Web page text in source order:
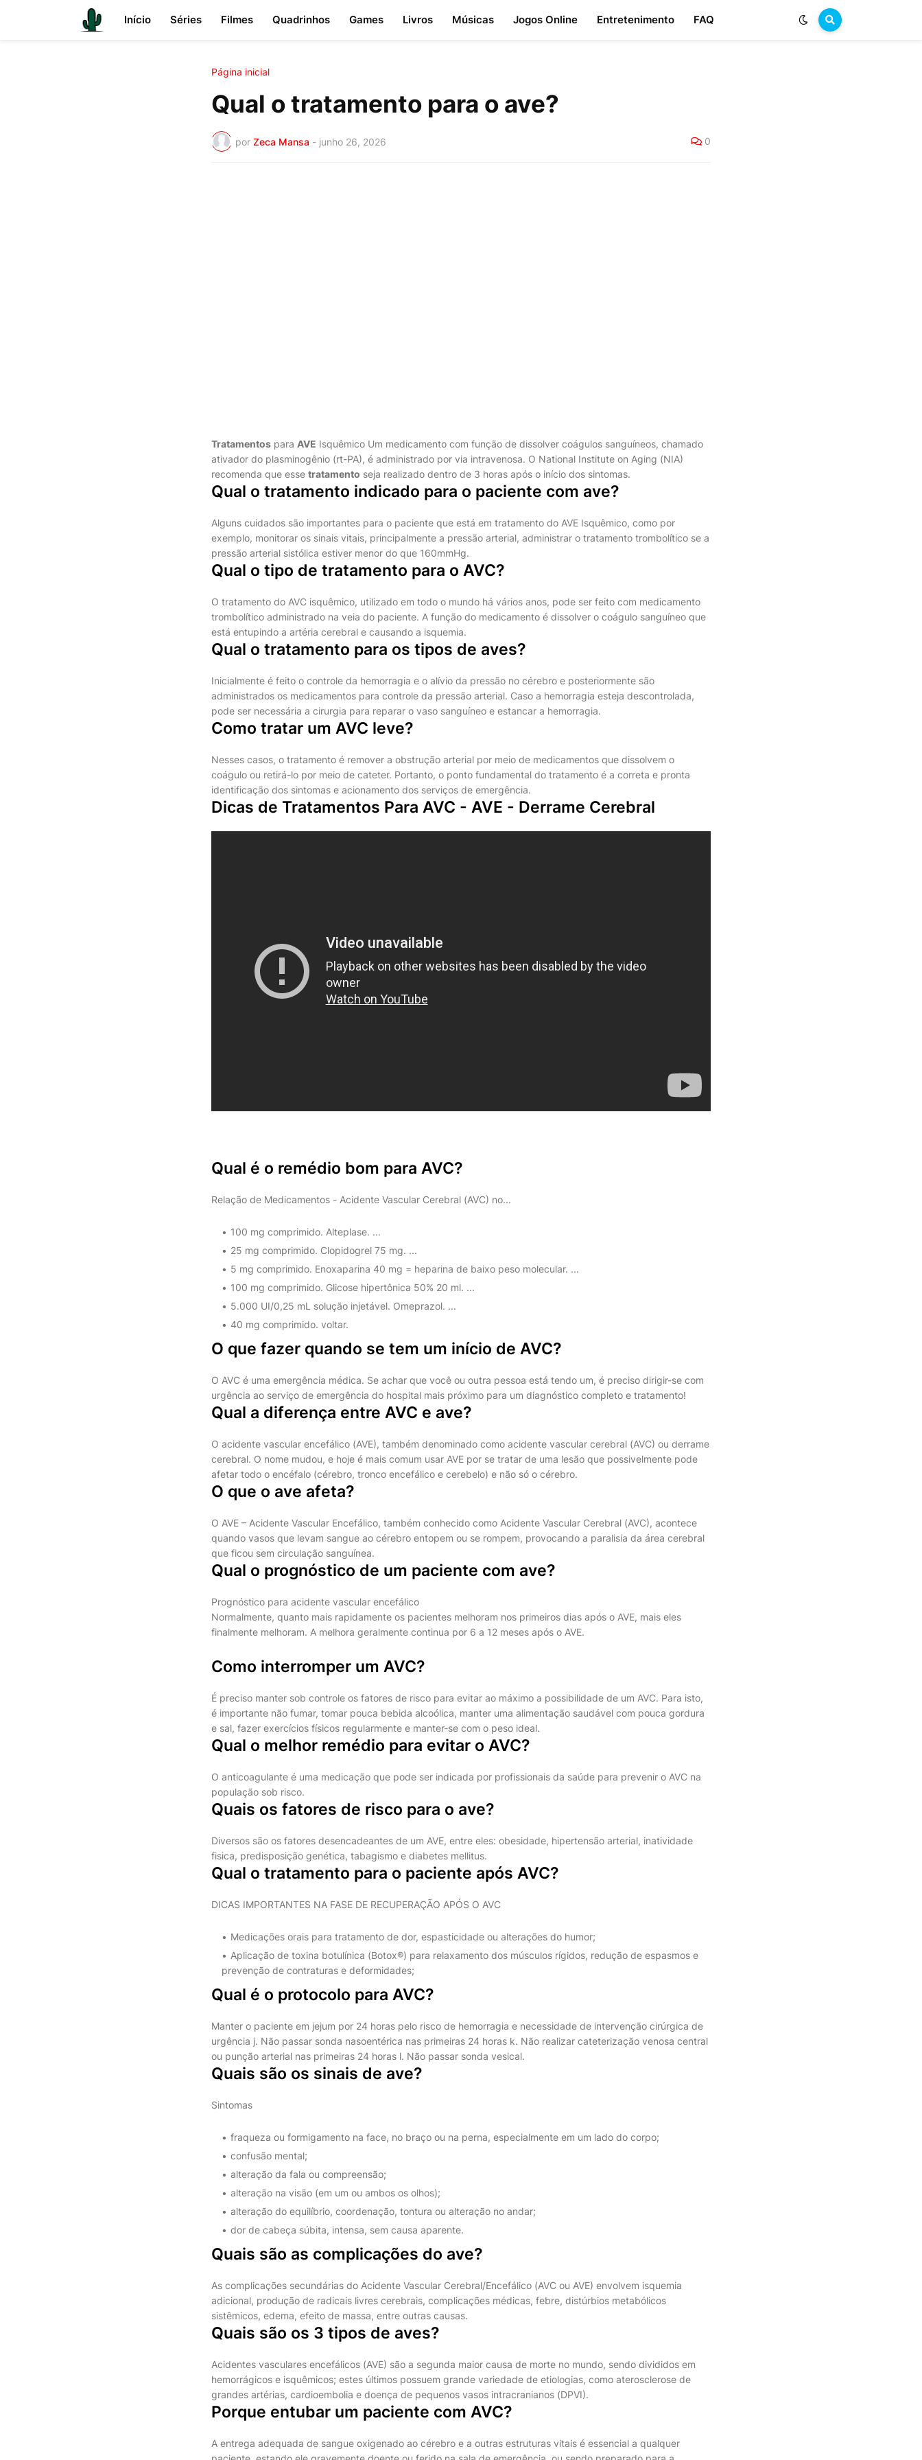
Início Séries Filmes Quadrinhos Games Livros Músicas Jogos Online Entretenimento FAQ
Página inicial
Qual o tratamento para o ave?
por Zeca Mansa - junho 26, 2026 0
Tratamentos para AVE Isquêmico Um medicamento com função de dissolver coágulos sanguíneos, chamado
ativador do plasminogênio (rt-PA), é administrado por via intravenosa. O National Institute on Aging (NIA)
recomenda que esse tratamento seja realizado dentro de 3 horas após o início dos sintomas.
Qual o tratamento indicado para o paciente com ave?
Alguns cuidados são importantes para o paciente que está em tratamento do AVE Isquêmico, como por
exemplo, monitorar os sinais vitais, principalmente a pressão arterial, administrar o tratamento trombolítico se a
pressão arterial sistólica estiver menor do que 160mmHg.
Qual o tipo de tratamento para o AVC?
O tratamento do AVC isquêmico, utilizado em todo o mundo há vários anos, pode ser feito com medicamento
trombolítico administrado na veia do paciente. A função do medicamento é dissolver o coágulo sanguíneo que
está entupindo a artéria cerebral e causando a isquemia.
Qual o tratamento para os tipos de aves?
Inicialmente é feito o controle da hemorragia e o alívio da pressão no cérebro e posteriormente são
administrados os medicamentos para controle da pressão arterial. Caso a hemorragia esteja descontrolada,
pode ser necessária a cirurgia para reparar o vaso sanguíneo e estancar a hemorragia.
Como tratar um AVC leve?
Nesses casos, o tratamento é remover a obstrução arterial por meio de medicamentos que dissolvem o
coágulo ou retirá-lo por meio de cateter. Portanto, o ponto fundamental do tratamento é a correta e pronta
identificação dos sintomas e acionamento dos serviços de emergência.
Dicas de Tratamentos Para AVC - AVE - Derrame Cerebral
Qual é o remédio bom para AVC?
Relação de Medicamentos - Acidente Vascular Cerebral (AVC) no...
100 mg comprimido. Alteplase. ...
25 mg comprimido. Clopidogrel 75 mg. ...
5 mg comprimido. Enoxaparina 40 mg = heparina de baixo peso molecular. ...
100 mg comprimido. Glicose hipertônica 50% 20 ml. ...
5.000 UI/0,25 mL solução injetável. Omeprazol. ...
40 mg comprimido. voltar.
O que fazer quando se tem um início de AVC?
O AVC é uma emergência médica. Se achar que você ou outra pessoa está tendo um, é preciso dirigir-se com
urgência ao serviço de emergência do hospital mais próximo para um diagnóstico completo e tratamento!
Qual a diferença entre AVC e ave?
O acidente vascular encefálico (AVE), também denominado como acidente vascular cerebral (AVC) ou derrame
cerebral. O nome mudou, e hoje é mais comum usar AVE por se tratar de uma lesão que possivelmente pode
afetar todo o encéfalo (cérebro, tronco encefálico e cerebelo) e não só o cérebro.
O que o ave afeta?
O AVE – Acidente Vascular Encefálico, também conhecido como Acidente Vascular Cerebral (AVC), acontece
quando vasos que levam sangue ao cérebro entopem ou se rompem, provocando a paralisia da área cerebral
que ficou sem circulação sanguínea.
Qual o prognóstico de um paciente com ave?
Prognóstico para acidente vascular encefálico
Normalmente, quanto mais rapidamente os pacientes melhoram nos primeiros dias após o AVE, mais eles
finalmente melhoram. A melhora geralmente continua por 6 a 12 meses após o AVE.
Como interromper um AVC?
É preciso manter sob controle os fatores de risco para evitar ao máximo a possibilidade de um AVC. Para isto,
é importante não fumar, tomar pouca bebida alcoólica, manter uma alimentação saudável com pouca gordura
e sal, fazer exercícios físicos regularmente e manter-se com o peso ideal.
Qual o melhor remédio para evitar o AVC?
O anticoagulante é uma medicação que pode ser indicada por profissionais da saúde para prevenir o AVC na
população sob risco.
Quais os fatores de risco para o ave?
Diversos são os fatores desencadeantes de um AVE, entre eles: obesidade, hipertensão arterial, inatividade
fisica, predisposição genética, tabagismo e diabetes mellitus.
Qual o tratamento para o paciente após AVC?
DICAS IMPORTANTES NA FASE DE RECUPERAÇÃO APÓS O AVC
Medicações orais para tratamento de dor, espasticidade ou alterações do humor;
Aplicação de toxina botulínica (Botox®) para relaxamento dos músculos rígidos, redução de espasmos e
prevenção de contraturas e deformidades;
Qual é o protocolo para AVC?
Manter o paciente em jejum por 24 horas pelo risco de hemorragia e necessidade de intervenção cirúrgica de
urgência j. Não passar sonda nasoentérica nas primeiras 24 horas k. Não realizar cateterização venosa central
ou punção arterial nas primeiras 24 horas l. Não passar sonda vesical.
Quais são os sinais de ave?
Sintomas
fraqueza ou formigamento na face, no braço ou na perna, especialmente em um lado do corpo;
confusão mental;
alteração da fala ou compreensão;
alteração na visão (em um ou ambos os olhos);
alteração do equilíbrio, coordenação, tontura ou alteração no andar;
dor de cabeça súbita, intensa, sem causa aparente.
Quais são as complicações do ave?
As complicações secundárias do Acidente Vascular Cerebral/Encefálico (AVC ou AVE) envolvem isquemia
adicional, produção de radicais livres cerebrais, complicações médicas, febre, distúrbios metabólicos
sistêmicos, edema, efeito de massa, entre outras causas.
Quais são os 3 tipos de aves?
Acidentes vasculares encefálicos (AVE) são a segunda maior causa de morte no mundo, sendo divididos em
hemorrágicos e isquêmicos; estes últimos possuem grande variedade de etiologias, como aterosclerose de
grandes artérias, cardioembolia e doença de pequenos vasos intracranianos (DPVI).
Porque entubar um paciente com AVC?
A entrega adequada de sangue oxigenado ao cérebro e a outras estruturas vitais é essencial a qualquer